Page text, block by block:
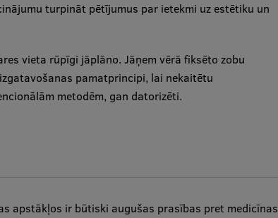
turpināt pētījumus par ietekmi uz estētiku un
vieta rūpīgi jāplāno. Jāņem vērā fiksēto zobu
pamatprincipi, lai nekaitētu
metodēm, gan datorizēti.
apstākļos ir būtiski augušas prasības pret medicīnas